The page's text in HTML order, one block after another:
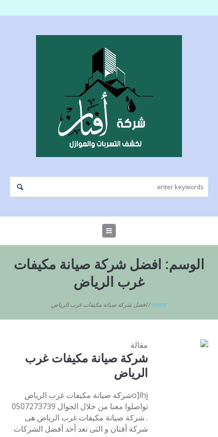
الوسم: افضل شركة صيانة مكيفات
غرب الرياض
Home
/افضل شركة صيانة مكيفات غرب الرياض
مقالة
شركة صيانة مكيفات غرب
الرياض
o]lhjشركة صيانة مكيفات غرب الرياض
تواصلوا معنا من خلال الجوال 0507273739
. شركة صيانة مكيفات غرب الرياض هى
شركة أفنان و التى تعد أحد أفضل الشركات